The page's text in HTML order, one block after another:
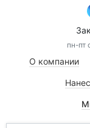
пн-пт
О компании